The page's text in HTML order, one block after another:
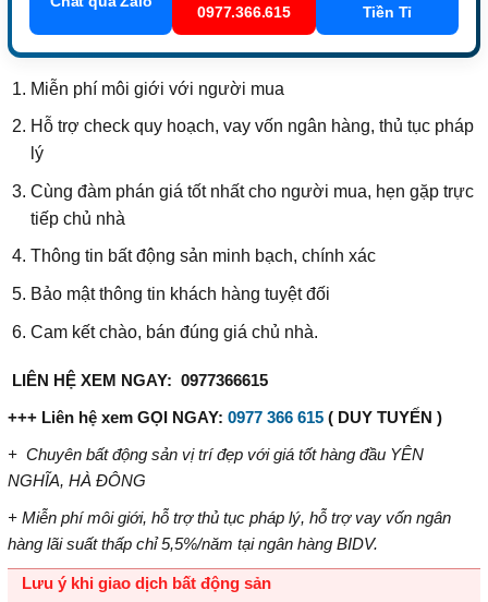
0977.366.615
Tiền Tỉ
Miễn phí môi giới với người mua
Hỗ trợ check quy hoạch, vay vốn ngân hàng, thủ tục pháp
lý
Cùng đàm phán giá tốt nhất cho người mua, hẹn gặp trực
tiếp chủ nhà
Thông tin bất động sản minh bạch, chính xác
Bảo mật thông tin khách hàng tuyệt đối
Cam kết chào, bán đúng giá chủ nhà.
LIÊN HỆ XEM NGAY: 0977366615
+++ Liên hệ xem GỌI NGAY: 0977 366 615 ( DUY TUYẾN )
+ Chuyên bất động sản vị trí đẹp với giá tốt hàng đầu YÊN
NGHĨA, HÀ ĐÔNG
+ Miễn phí môi giới, hỗ trợ thủ tục pháp lý, hỗ trợ vay vốn ngân
hàng lãi suất thấp chỉ5,5%/năm tại ngân hàng BIDV.
Lưu ý khi giao dịch bất động sản